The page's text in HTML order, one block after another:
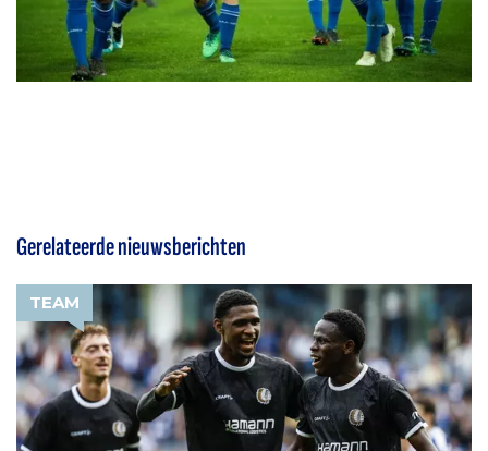
Gerelateerde nieuwsberichten
TEAM